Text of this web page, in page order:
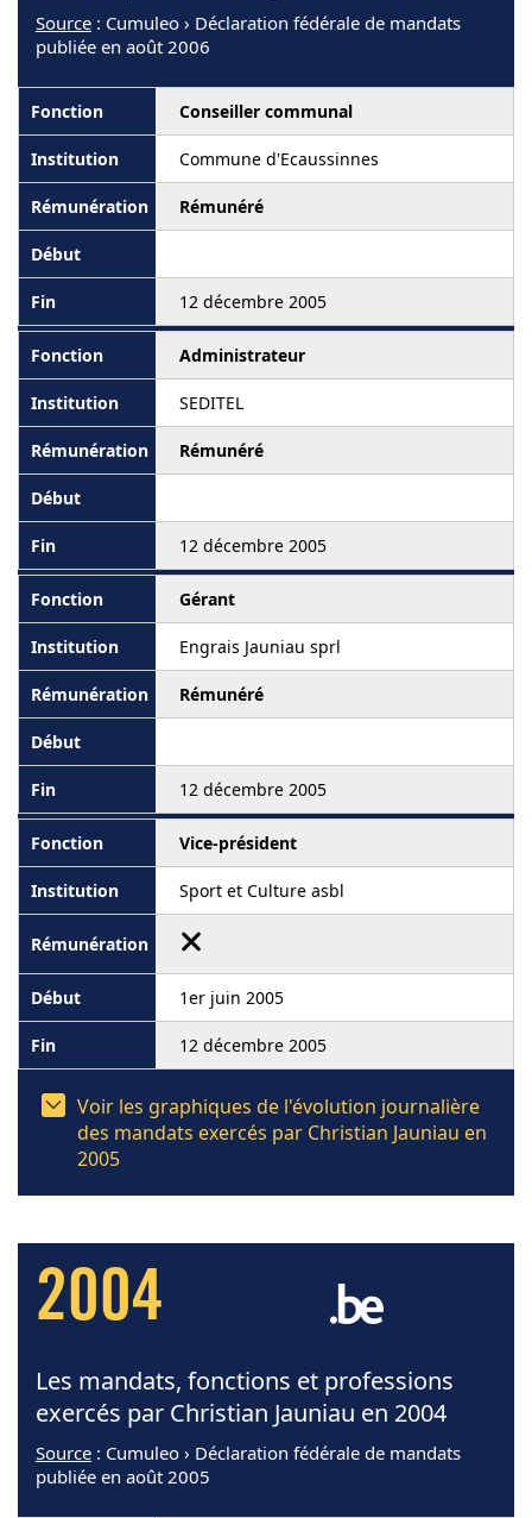
Source : Cumuleo › Déclaration fédérale de mandats
publiée en août 2006
Conseiller communal
Commune d'Ecaussinnes
Rémunéré
12 décembre 2005
Administrateur
SEDITEL
Rémunéré
12 décembre 2005
Gérant
Engrais Jauniau sprl
Rémunéré
12 décembre 2005
Vice-président
Sport et Culture asbl
1er juin 2005
12 décembre 2005
Voir les graphiques de l'évolution journalière
des mandats exercés par Christian Jauniau en
2005
2004
Les mandats, fonctions et professions
exercés par Christian Jauniau en 2004
Source : Cumuleo › Déclaration fédérale de mandats
publiée en août 2005